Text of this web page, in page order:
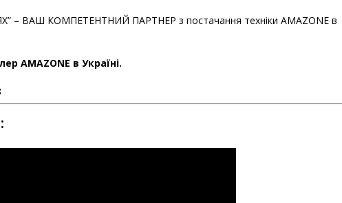
– ВАШ КОМПЕТЕНТНИЙ ПАРТНЕР з постачання техніки AMAZONE в
AMAZONE в Україні.